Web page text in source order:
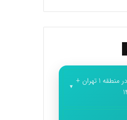
بهترین کلینیک های زیبایی در منطقه 1 تهران +